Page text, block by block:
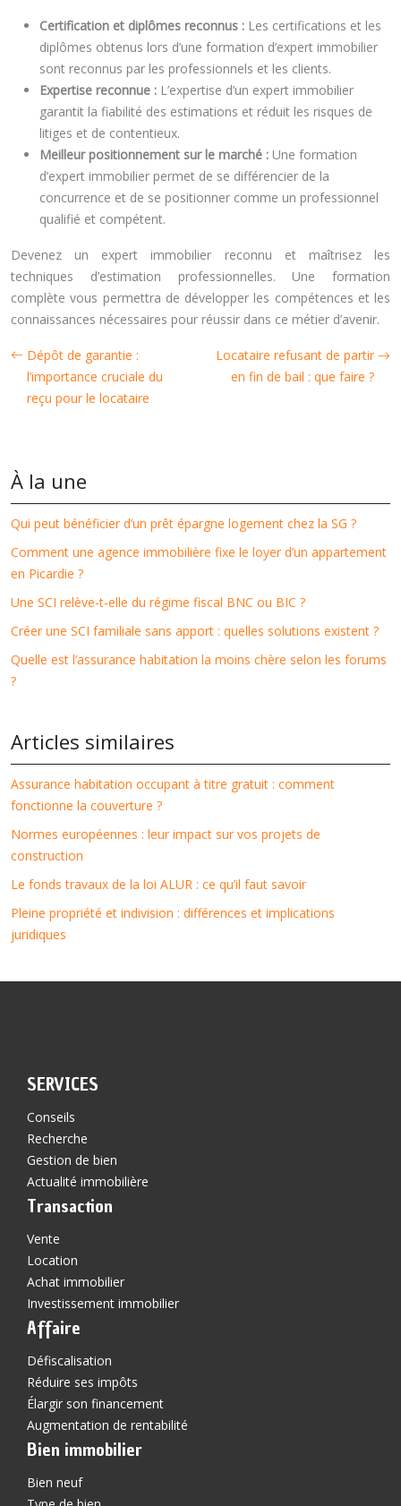
Certification et diplômes reconnus : Les certifications et les
diplômes obtenus lors d’une formation d’expert immobilier
sont reconnus par les professionnels et les clients.
Expertise reconnue : L’expertise d’un expert immobilier
garantit la fiabilité des estimations et réduit les risques de
litiges et de contentieux.
Meilleur positionnement sur le marché : Une formation
d’expert immobilier permet de se différencier de la
concurrence et de se positionner comme un professionnel
qualifié et compétent.
Devenez un expert immobilier reconnu et maîtrisez les
techniques d’estimation professionnelles. Une formation
complète vous permettra de développer les compétences et les
connaissances nécessaires pour réussir dans ce métier d’avenir.
Dépôt de garantie :
l’importance cruciale du
reçu pour le locataire
Locataire refusant de partir
en fin de bail : que faire ?
À la une
Qui peut bénéficier d’un prêt épargne logement chez la SG ?
Comment une agence immobilière fixe le loyer d’un appartement
en Picardie ?
Une SCI relève-t-elle du régime fiscal BNC ou BIC ?
Créer une SCI familiale sans apport : quelles solutions existent ?
Quelle est l’assurance habitation la moins chère selon les forums
?
Articles similaires
Assurance habitation occupant à titre gratuit : comment
fonctionne la couverture ?
Normes européennes : leur impact sur vos projets de
construction
Le fonds travaux de la loi ALUR : ce qu’il faut savoir
Pleine propriété et indivision : différences et implications
juridiques
SERVICES
Conseils
Recherche
Gestion de bien
Actualité immobilière
Transaction
Vente
Location
Achat immobilier
Investissement immobilier
Affaire
Défiscalisation
Réduire ses impôts
Élargir son financement
Augmentation de rentabilité
Bien immobilier
Bien neuf